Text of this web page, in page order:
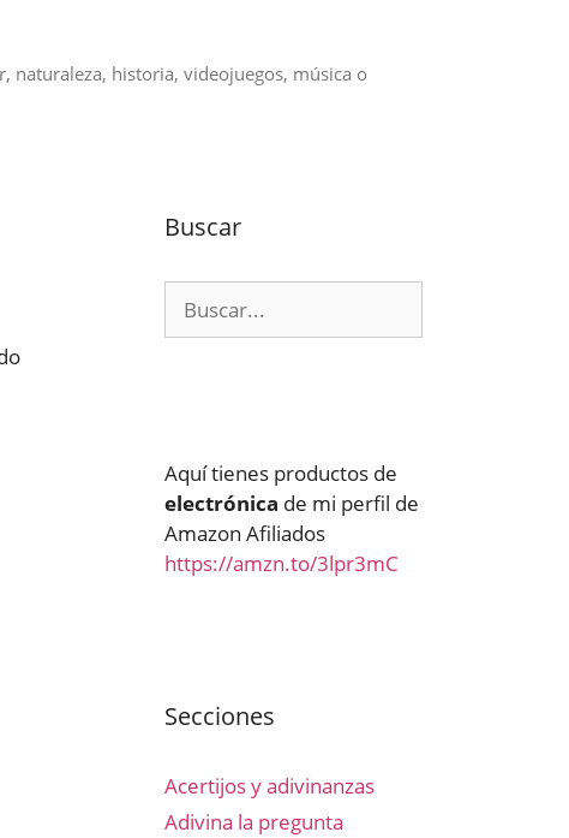
naturaleza, historia, videojuegos, música o
Buscar
Aquí tienes productos de
electrónica de mi perfil de
Amazon Afiliados
https://amzn.to/3lpr3mC
Secciones
Acertijos y adivinanzas
Adivina la pregunta